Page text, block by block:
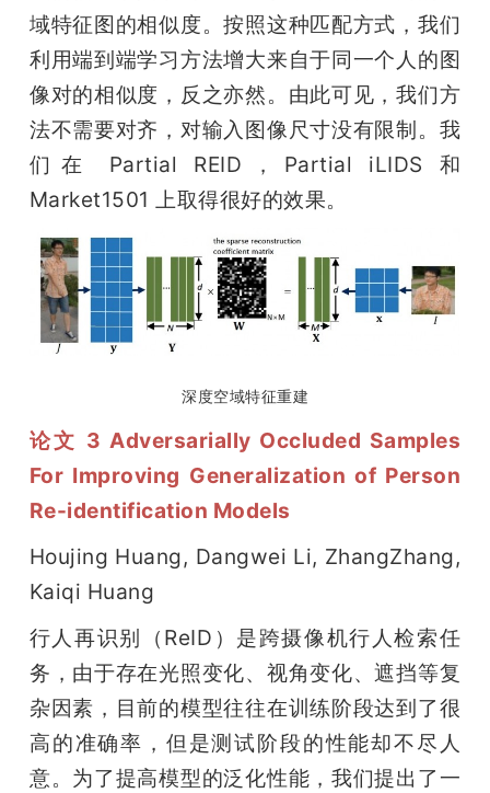
域特征图的相似度。按照这种匹配方式，我们
利用端到端学习方法增大来自于同一个人的图
像对的相似度，反之亦然。由此可见，我们方
法不需要对齐，对输入图像尺寸没有限制。我
们在 Partial REID，Partial iLIDS 和
Market1501 上取得很好的效果。
深度空域特征重建
论文 3 Adversarially Occluded Samples
For Improving Generalization of Person
Re-identification Models
Houjing Huang, Dangwei Li, ZhangZhang,
Kaiqi Huang
行人再识别（ReID）是跨摄像机行人检索任
务，由于存在光照变化、视角变化、遮挡等复
杂因素，目前的模型往往在训练阶段达到了很
高的准确率，但是测试阶段的性能却不尽人
意。为了提高模型的泛化性能，我们提出了一